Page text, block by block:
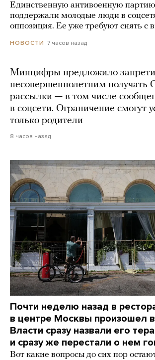
Единственную антивоенную
поддержали молодые люди в
оппозиция. Ее уже требуют снять с
НОВОСТИ 7 часов назад
Минцифры предложило
несовершеннолетним
рассылки — в том числе
в соцсети. Ограничение смогут
только родители
8 часов назад
Почти неделю назад в
в центре Москвы произошел
Власти сразу назвали его
и сразу же перестали о нем
Вот какие вопросы до сих пор